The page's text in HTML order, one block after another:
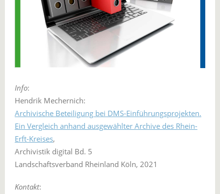
Info:
Hendrik Mechernich:
Archivische Beteiligung bei DMS-Einführungsprojekten.
Ein Vergleich anhand ausgewählter Archive des Rhein-
Erft-Kreises,
Archivistik digital Bd. 5
Landschaftsverband Rheinland Köln, 2021
Kontakt: